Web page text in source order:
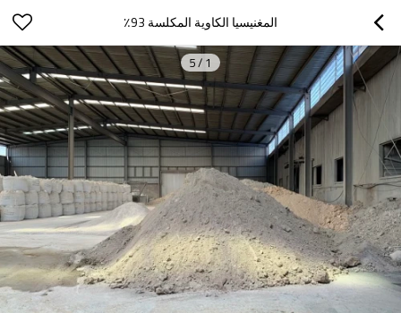
المغنيسيا الكاوية المكلسة 93٪
1
/
5